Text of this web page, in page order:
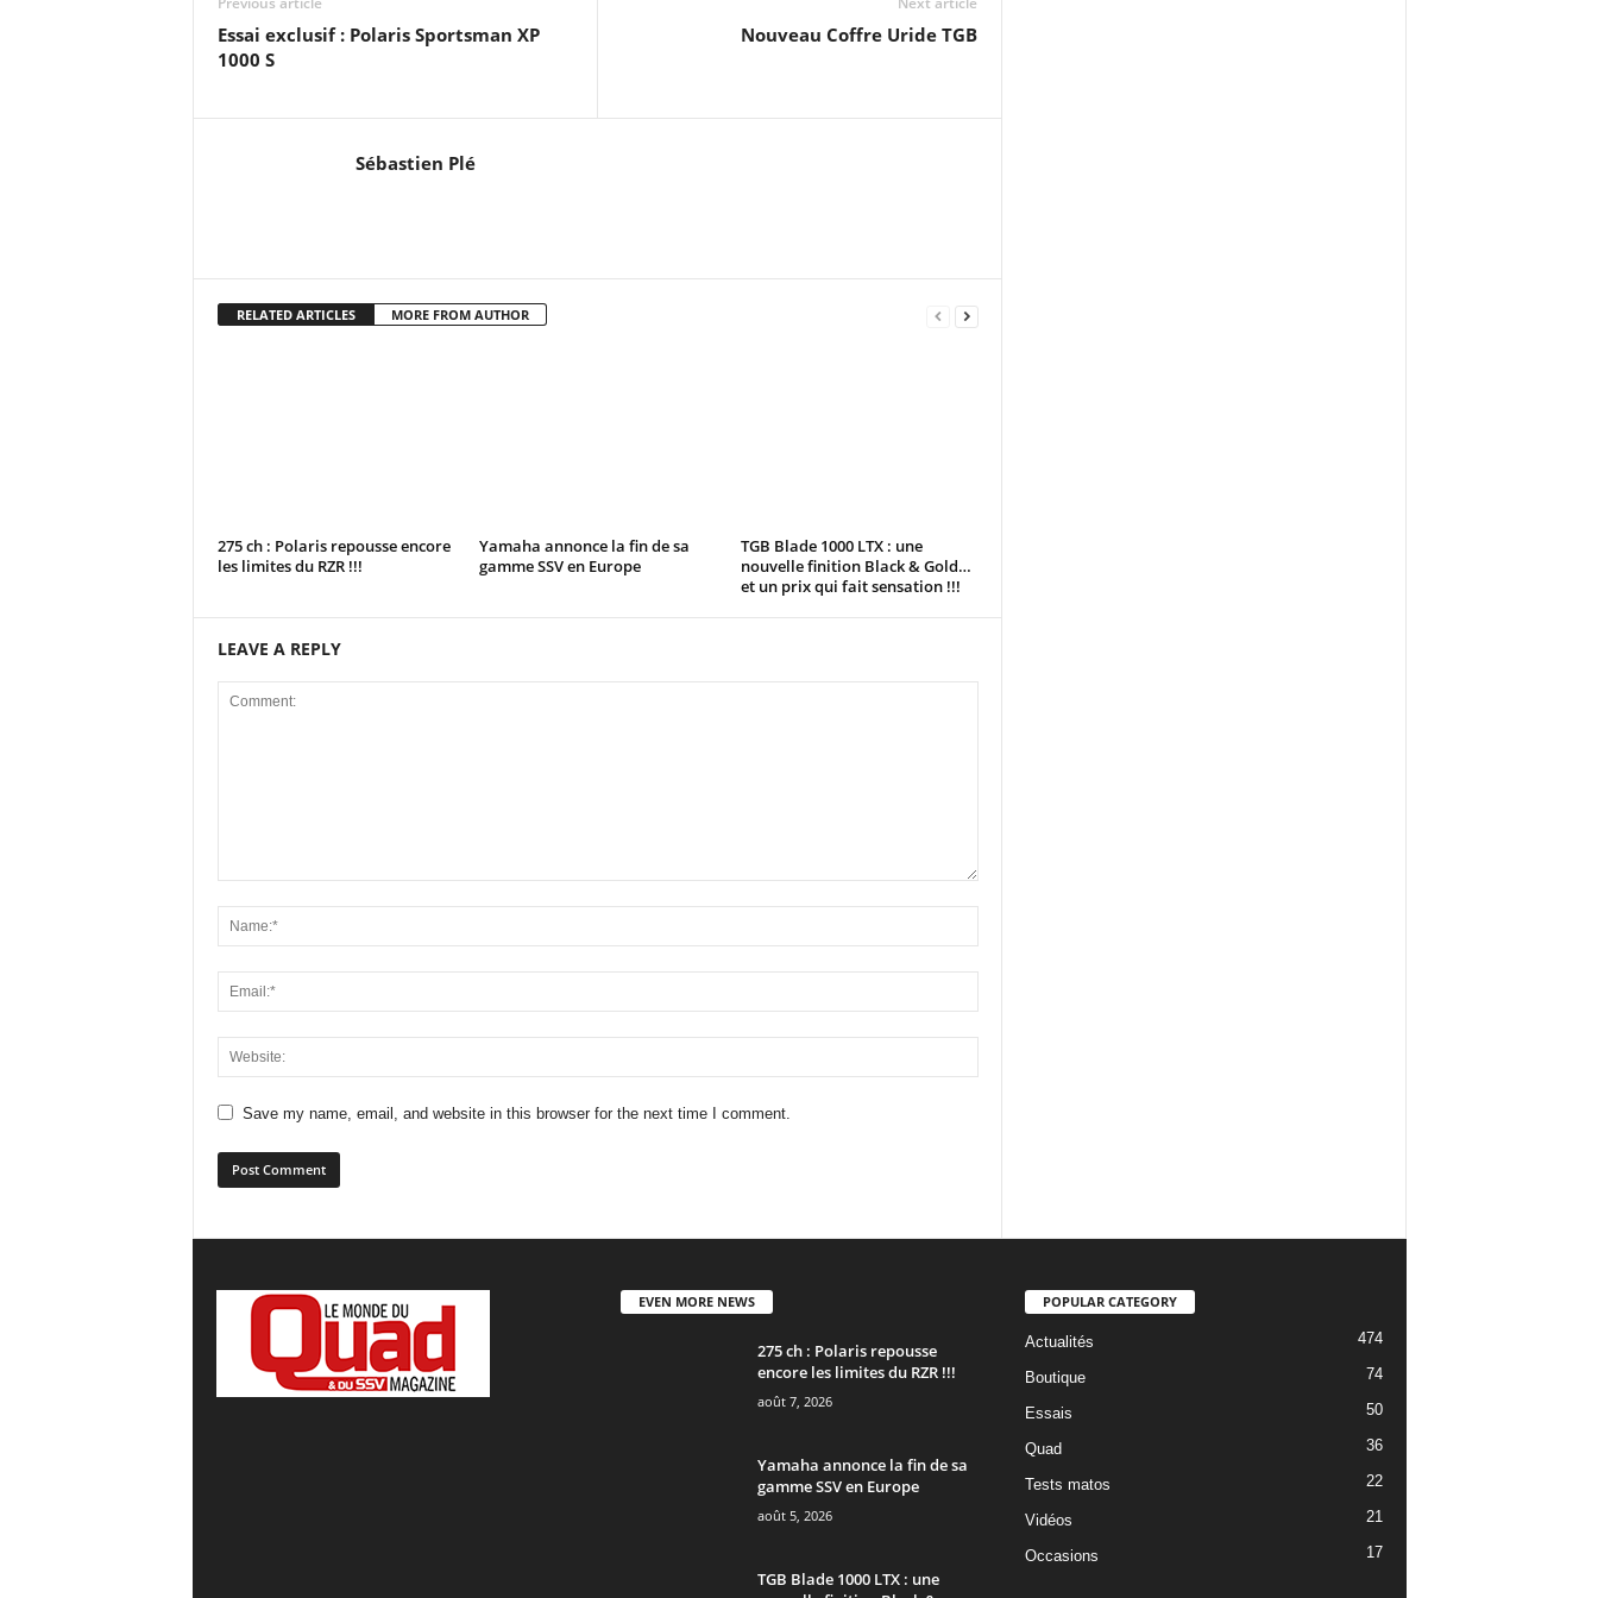
Essai exclusif : Polaris Sportsman XP
1000 S
Nouveau Coffre Uride TGB
Sébastien Plé
RELATED ARTICLES MORE FROM AUTHOR
275 ch : Polaris repousse encore
les limites du RZR !!!
Yamaha annonce la fin de sa
gamme SSV en Europe
TGB Blade 1000 LTX : une
nouvelle finition Black & Gold…
et un prix qui fait sensation !!!
LEAVE A REPLY
Save my name, email, and website in this browser for the next time I comment.
EVEN MORE NEWS
275 ch : Polaris repousse
encore les limites du RZR !!!
août 7, 2026
Yamaha annonce la fin de sa
gamme SSV en Europe
août 5, 2026
TGB Blade 1000 LTX : une
POPULAR CATEGORY
Actualités 474
Boutique 74
Essais 50
Quad 36
Tests matos 22
Vidéos 21
Occasions 17